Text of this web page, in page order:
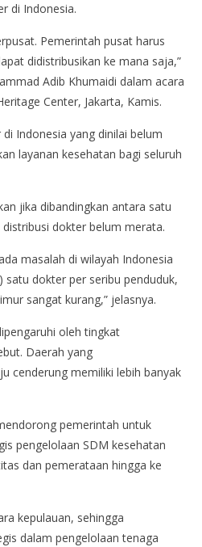
di Indonesia.
Pemerintah pusat harus
didistribusikan ke mana saja,”
Adib Khumaidi dalam acara
Center, Jakarta, Kamis.
Indonesia yang dinilai belum
layanan kesehatan bagi seluruh
jika dibandingkan antara satu
dokter belum merata.
masalah di wilayah Indonesia
dokter per seribu penduduk,
sangat kurang,” jelasnya.
oleh tingkat
Daerah yang
cenderung memiliki lebih banyak
pemerintah untuk
pengelolaan SDM kesehatan
dan pemerataan hingga ke
kepulauan, sehingga
dalam pengelolaan tenaga